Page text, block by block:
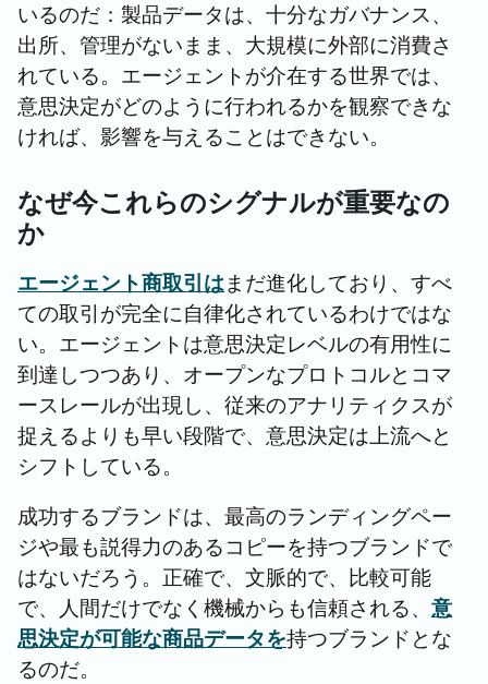
いるのだ：製品データは、十分なガバナンス、
出所、管理がないまま、大規模に外部に消費さ
れている。エージェントが介在する世界では、
意思決定がどのように行われるかを観察できな
ければ、影響を与えることはできない。
なぜ今これらのシグナルが重要なの
か
エージェント商取引はまだ進化しており、すべ
ての取引が完全に自律化されているわけではな
い。エージェントは意思決定レベルの有用性に
到達しつつあり、オープンなプロトコルとコマ
ースレールが出現し、従来のアナリティクスが
捉えるよりも早い段階で、意思決定は上流へと
シフトしている。
成功するブランドは、最高のランディングペー
ジや最も説得力のあるコピーを持つブランドで
はないだろう。正確で、文脈的で、比較可能
で、人間だけでなく機械からも信頼される、 意
思決定が可能な商品データを持つブランドとな
るのだ。